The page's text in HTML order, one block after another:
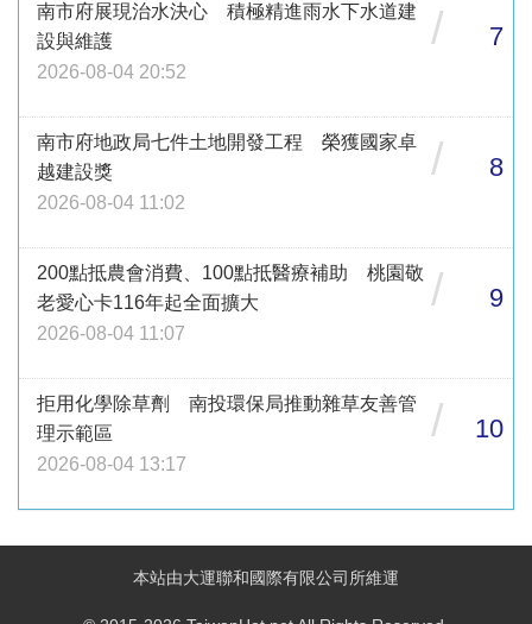
南市府展現治水決心 積極精進雨水下水道建
設與維護
2026-08-04 20:52
/ 7
南市府地政局七件土地開發工程 榮獲國家卓
越建設獎
2026-08-04 11:02
/ 8
200點抵農會消費、100點抵醫療補助 桃園敬
老愛心卡116年起全面擴大
2026-08-04 11:07
/ 9
拒用化學除草劑 南投環保局推動雜草友善管
理示範區
2026-08-04 13:17
/ 10
本站由大運聯和國際有限公司所維運